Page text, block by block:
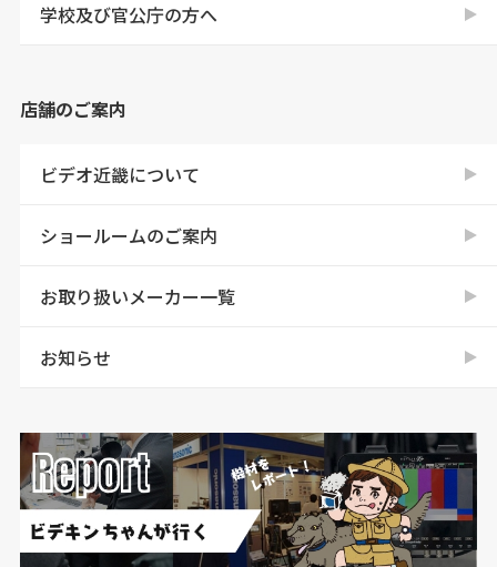
学校及び官公庁の方へ
店舗のご案内
ビデオ近畿について
ショールームのご案内
お取り扱いメーカー一覧
お知らせ